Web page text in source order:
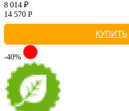
8 014 ₽
14 570 Р
КУПИТЬ
-40%